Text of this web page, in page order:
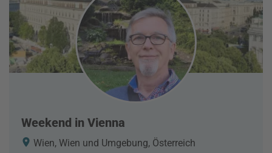
Weekend in Vienna
Wien, Wien und Umgebung, Österreich